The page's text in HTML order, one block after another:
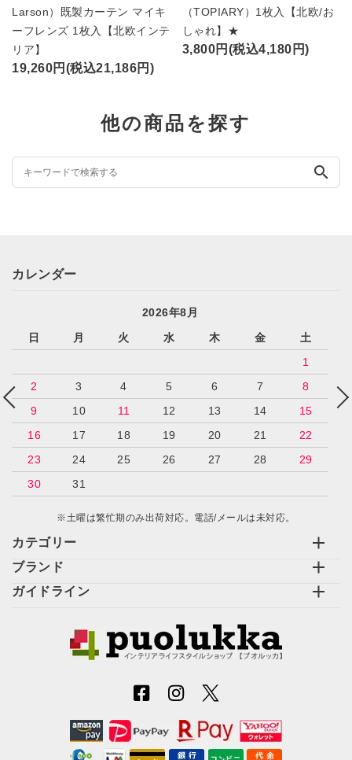
Larson）既製カーテン マイキ
ーフレンズ 1枚入【北欧インテ
リア】
19,260円(税込21,186円)
（TOPIARY）1枚入【北欧/お
しゃれ】★
3,800円(税込4,180円)
他の商品を探す
search
カテゴリー
ブランド
ガイドライン
カレンダー
2026年8月
日
月 火 水 木 金
土
1
2
3 4 5 6 7
8
9
10 11 12 13 14
15
16
17 18 19 20 21
22
23
24 25 26 27 28
29
30
31
※土曜は繁忙期のみ出荷対応。電話/メールは未対応。